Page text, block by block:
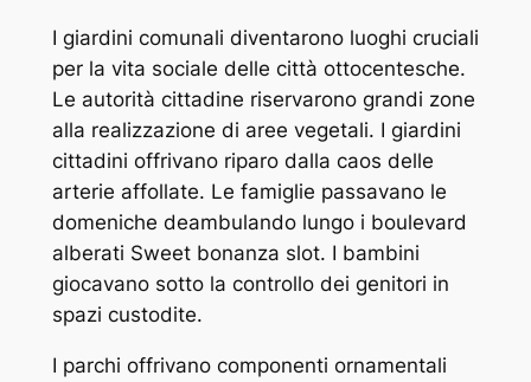
I giardini comunali diventarono luoghi cruciali
per la vita sociale delle città ottocentesche.
Le autorità cittadine riservarono grandi zone
alla realizzazione di aree vegetali. I giardini
cittadini offrivano riparo dalla caos delle
arterie affollate. Le famiglie passavano le
domeniche deambulando lungo i boulevard
alberati Sweet bonanza slot. I bambini
giocavano sotto la controllo dei genitori in
spazi custodite.
I parchi offrivano componenti ornamentali